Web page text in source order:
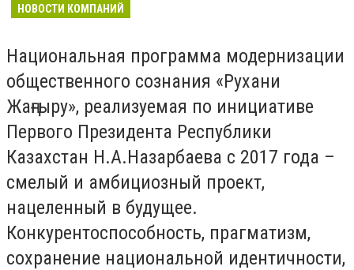
НОВОСТИ КОМПАНИЙ
Национальная программа модернизации
общественного сознания «Рухани
Жаңғыру», реализуемая по инициативе
Первого Президента Республики
Казахстан Н.А.Назарбаева с 2017 года –
смелый и амбициозный проект,
нацеленный в будущее.
Конкурентоспособность, прагматизм,
сохранение национальной идентичности,